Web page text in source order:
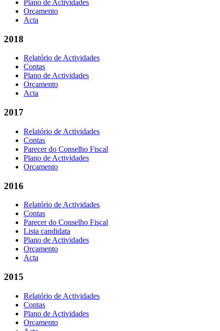
Plano de Actividades
Orçamento
Acta
2018
Relatório de Actividades
Contas
Plano de Actividades
Orçamento
Acta
2017
Relatório de Actividades
Contas
Parecer do Conselho Fiscal
Plano de Actividades
Orçamento
2016
Relatório de Actividades
Contas
Parecer do Conselho Fiscal
Lista candidata
Plano de Actividades
Orçamento
Acta
2015
Relatório de Actividades
Contas
Plano de Actividades
Orçamento